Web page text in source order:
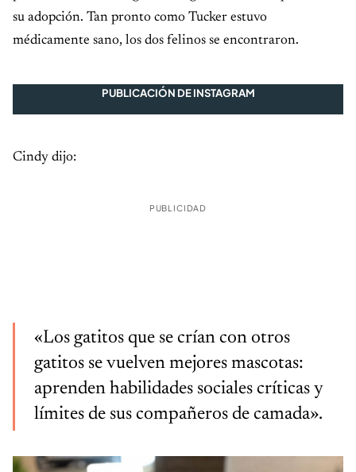
su adopción. Tan pronto como Tucker estuvo
médicamente sano, los dos felinos se encontraron.
PUBLICACIÓN DE INSTAGRAM
Cindy dijo:
PUBLICIDAD
«Los gatitos que se crían con otros
gatitos se vuelven mejores mascotas:
aprenden habilidades sociales críticas y
límites de sus compañeros de camada».